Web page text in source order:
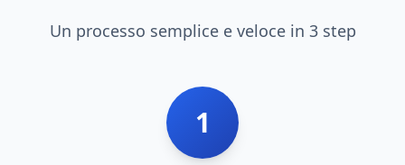
Un processo semplice e veloce in 3 step
1